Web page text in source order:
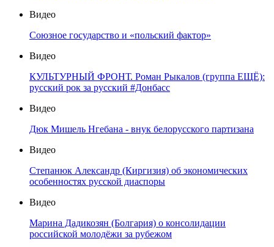
Видео
Союзное государство и «польский фактор»
Видео
КУЛЬТУРНЫЙ ФРОНТ. Роман Рыкалов (группа ЕЩЁ):
русский рок за русский #Донбасс
Видео
Дюк Мишель Нгебана - внук белорусского партизана
Видео
Степанюк Александр (Киргизия) об экономических
особенностях русской диаспоры
Видео
Марина Дадикозян (Болгария) о консолидации
российской молодёжи за рубежом